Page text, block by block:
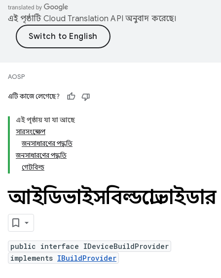
এই পৃষ্ঠাটি Cloud Translation API অনুবাদ করেছে।
AOSP
এটি কাজে লেগেছে?
এই পৃষ্ঠায় যা যা আছে
সারসংক্ষেপ
জনসাধারণের পদ্ধতি
জনসাধারণের পদ্ধতি
গেটবিল্ড
আইডিভাইসবিল্ডপ্রোভাইডার
public interface IDeviceBuildProvider
implements IBuildProvider